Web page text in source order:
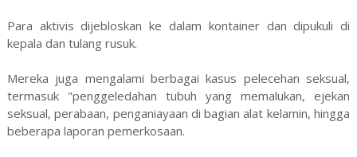
Para aktivis dijebloskan ke dalam kontainer dan dipukuli di
kepala dan tulang rusuk.
Mereka juga mengalami berbagai kasus pelecehan seksual,
termasuk "penggeledahan tubuh yang memalukan, ejekan
seksual, perabaan, penganiayaan di bagian alat kelamin, hingga
beberapa laporan pemerkosaan.